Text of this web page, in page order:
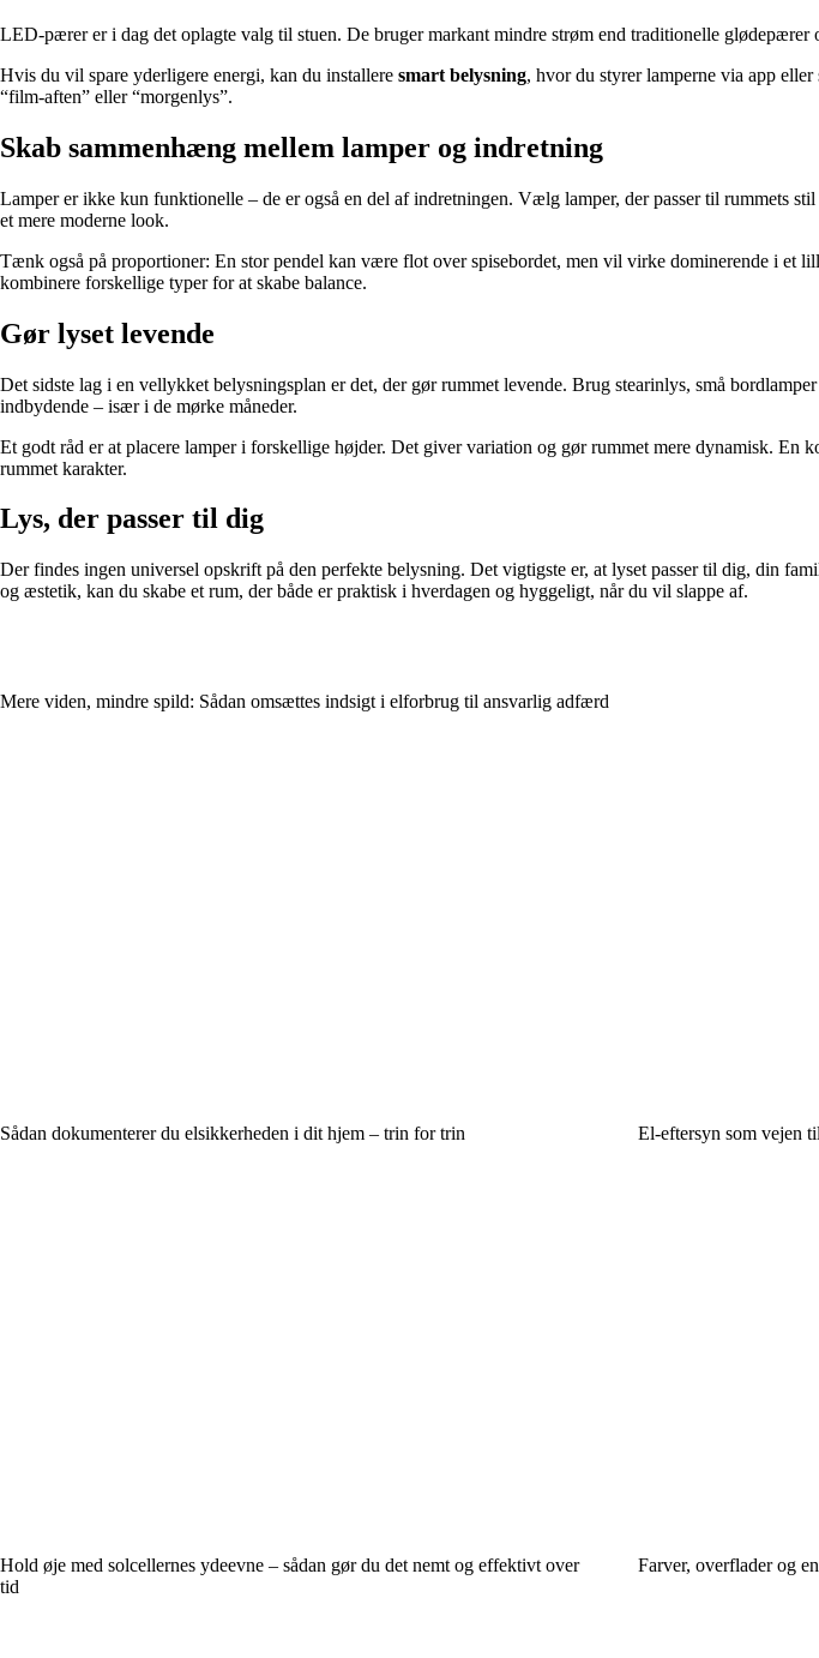
LED-pærer er i dag det oplagte valg til stuen. De bruger markant mindre strøm end traditionelle
Hvis du vil spare yderligere energi, kan du installere smart belysning, hvor du styrer lamperne via app
“film-aften” eller “morgenlys”.
Skab sammenhæng mellem lamper og indretning
Lamper er ikke kun funktionelle – de er også en del af indretningen. Vælg lamper, der passer til rummets
et mere moderne look.
Tænk også på proportioner: En stor pendel kan være flot over spisebordet, men vil virke dominerende i et
kombinere forskellige typer for at skabe balance.
Gør lyset levende
Det sidste lag i en vellykket belysningsplan er det, der gør rummet levende. Brug stearinlys, små
indbydende – især i de mørke måneder.
Et godt råd er at placere lamper i forskellige højder. Det giver variation og gør rummet mere dynamisk.
rummet karakter.
Lys, der passer til dig
Der findes ingen universel opskrift på den perfekte belysning. Det vigtigste er, at lyset passer til dig, din
og æstetik, kan du skabe et rum, der både er praktisk i hverdagen og hyggeligt, når du vil slappe af.
Mere viden, mindre spild: Sådan omsættes indsigt i elforbrug til ansvarlig adfærd
Sådan dokumenterer du elsikkerheden i dit hjem – trin for trin El-eftersyn som vejen
Hold øje med solcellernes ydeevne – sådan gør du det nemt og effektivt over
tid
Farver, overflader og